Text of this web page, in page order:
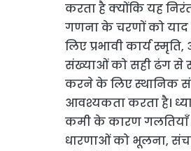
करता है क्योंकि यह
गणना के चरणों को
लिए प्रभावी कार्य
संख्याओं को सही ढंग से
करने के लिए स्थानिक
आवश्यकता करता है।
कमी के कारण गलतियाँ
धारणाओं को भूलना,